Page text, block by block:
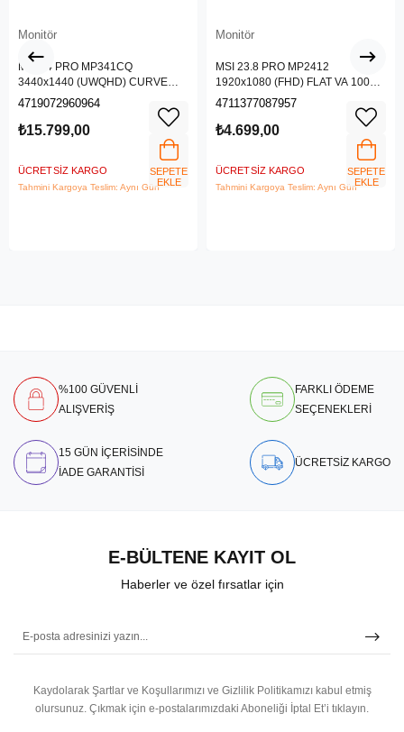
Monitör
MSI 34 PRO MP341CQ
3440x1440 (UWQHD) CURVE
1500R VA 100HZ 1MS ANTI-
4719072960964
₺15.799,00
ÜCRETSIZ KARGO
Tahmini Kargoya Teslim: Aynı Gün
SEPETE
EKLE
Monitör
MSI 23.8 PRO MP2412
1920x1080 (FHD) FLAT VA 100HZ
1MS ANTI-GLARE MONITOR
4711377087957
₺4.699,00
ÜCRETSIZ KARGO
Tahmini Kargoya Teslim: Aynı Gün
SEPETE
EKLE
%100 GÜVENLİ
ALIŞVERİŞ
FARKLI ÖDEME
SEÇENEKLERİ
15 GÜN İÇERİSİNDE
İADE GARANTİSİ
ÜCRETSİZ KARGO
E-BÜLTENE KAYIT OL
Haberler ve özel fırsatlar için
Kaydolarak Şartlar ve Koşullarımızı ve Gizlilik Politikamızı kabul etmiş
olursunuz. Çıkmak için e-postalarımızdaki Aboneliği İptal Et’i tıklayın.